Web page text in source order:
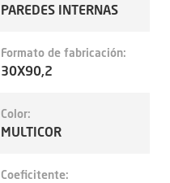
PAREDES INTERNAS
Formato de fabricación:
30X90,2
Color:
MULTICOR
Coeficitente: